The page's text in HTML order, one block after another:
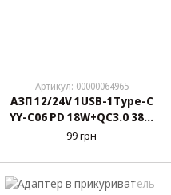
Артикул: 00000064965
АЗП 12/24V 1USB-1Type-C
YY-C06 PD 18W+QC3.0 38W
(Led подсветка) Черная
99 грн